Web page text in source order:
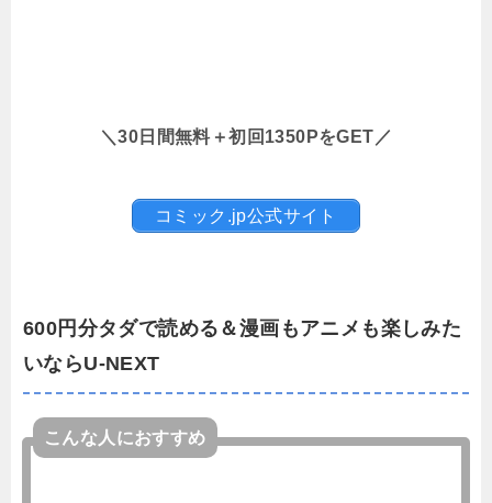
＼30日間無料＋初回1350PをGET／
コミック.jp公式サイト
600円分タダで読める＆漫画もアニメも楽しみた
いならU-NEXT
こんな人におすすめ